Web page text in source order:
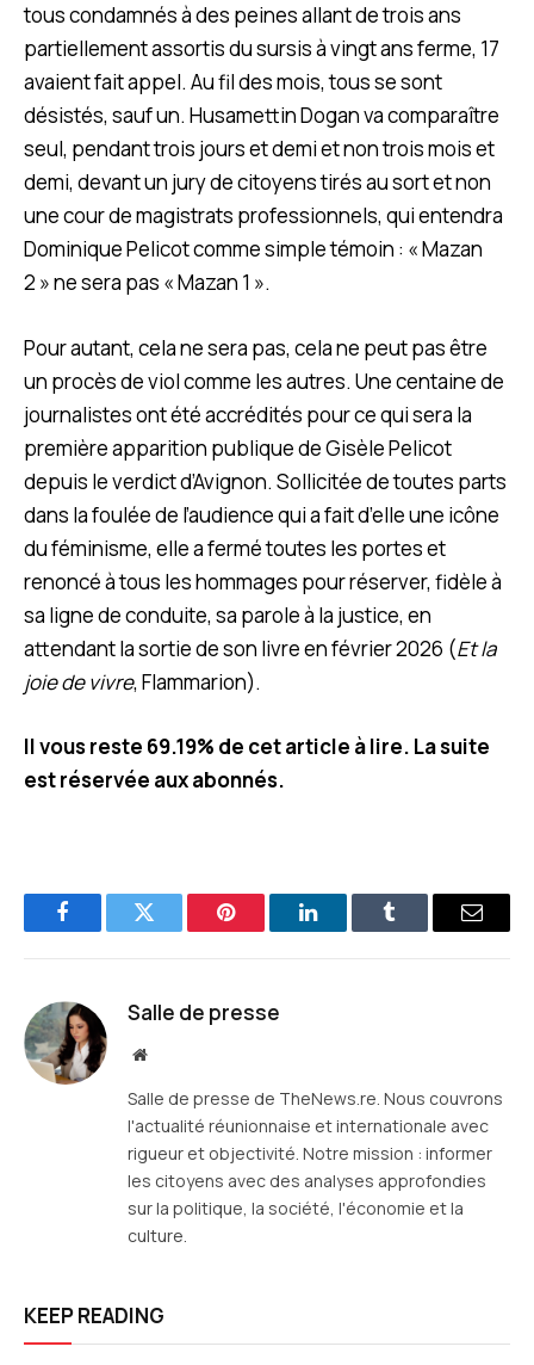
tous condamnés à des peines allant de trois ans
partiellement assortis du sursis à vingt ans ferme, 17
avaient fait appel. Au fil des mois, tous se sont
désistés, sauf un. Husamettin Dogan va comparaître
seul, pendant trois jours et demi et non trois mois et
demi, devant un jury de citoyens tirés au sort et non
une cour de magistrats professionnels, qui entendra
Dominique Pelicot comme simple témoin : « Mazan
2 » ne sera pas « Mazan 1 ».
Pour autant, cela ne sera pas, cela ne peut pas être
un procès de viol comme les autres. Une centaine de
journalistes ont été accrédités pour ce qui sera la
première apparition publique de Gisèle Pelicot
depuis le verdict d’Avignon. Sollicitée de toutes parts
dans la foulée de l’audience qui a fait d’elle une icône
du féminisme, elle a fermé toutes les portes et
renoncé à tous les hommages pour réserver, fidèle à
sa ligne de conduite, sa parole à la justice, en
attendant la sortie de son livre en février 2026 (Et la
joie de vivre, Flammarion).
Il vous reste 69.19% de cet article à lire. La suite
est réservée aux abonnés.
FacebookTwitter Pinterest LinkedInTumblr
E-
Salle de presse
Site
Salle de presse de TheNews.re. Nous couvrons
l'actualité réunionnaise et internationale avec
rigueur et objectivité. Notre mission : informer
les citoyens avec des analyses approfondies
sur la politique, la société, l'économie et la
culture.
KEEP READING